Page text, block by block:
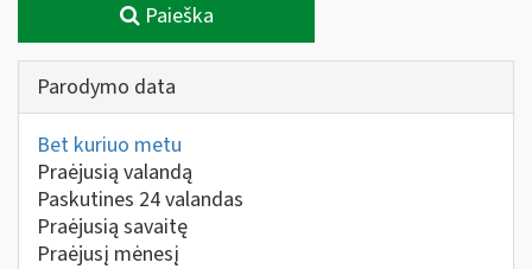
Paieška
Parodymo data
Bet kuriuo metu
Praėjusią valandą
Paskutines 24 valandas
Praėjusią savaitę
Praėjusį mėnesį